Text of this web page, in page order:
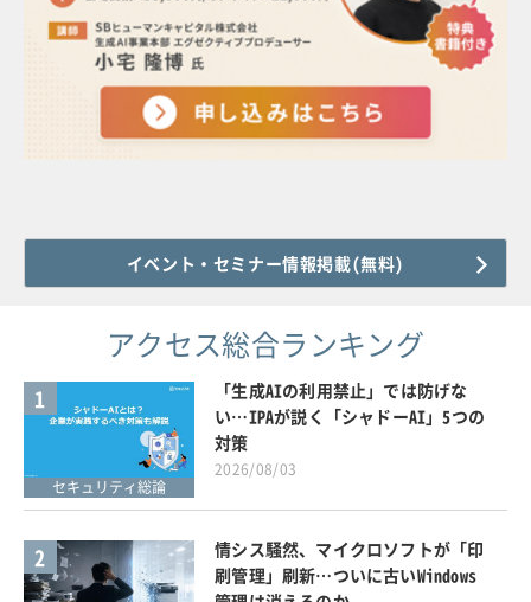
イベント・セミナー情報掲載(無料)
アクセス総合ランキング
1
セキュリティ総論
「生成AIの利用禁止」では防げな
い…IPAが説く「シャドーAI」5つの
対策
2026/08/03
2
情シス騒然、マイクロソフトが「印
刷管理」刷新…ついに古いWindows